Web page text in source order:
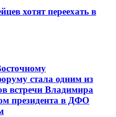
хотят переехать в
стала одним из
встречи Владимира
президента в ДФО